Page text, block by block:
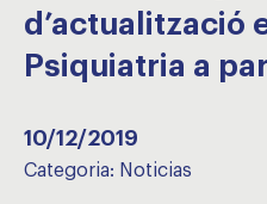
d’actualització
Psiquiatria a
10/12/2019
Categoria: Noticias